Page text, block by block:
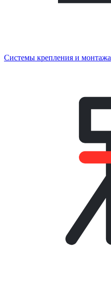
Системы крепления и монтажа